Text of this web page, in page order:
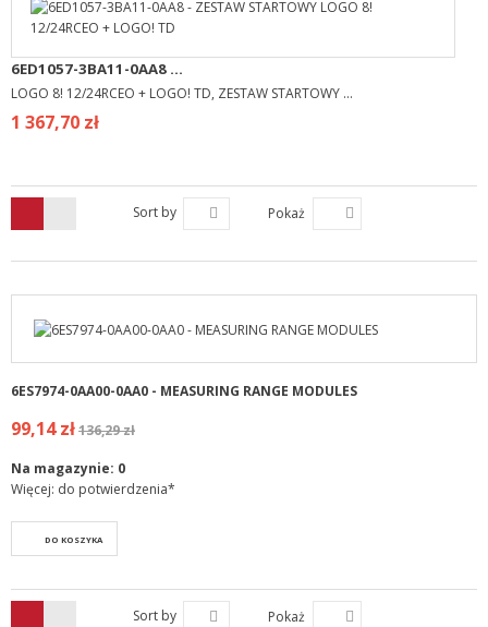
6ED1057-3BA11-0AA8 ...
LOGO 8! 12/24RCEO + LOGO! TD, ZESTAW STARTOWY ...
1 367,70 zł
Sort by Pokaż
6ES7974-0AA00-0AA0 - MEASURING RANGE MODULES
99,14 zł136,29 zł
Na magazynie: 0
Więcej: do potwierdzenia*
DO KOSZYKA
Sort by Pokaż